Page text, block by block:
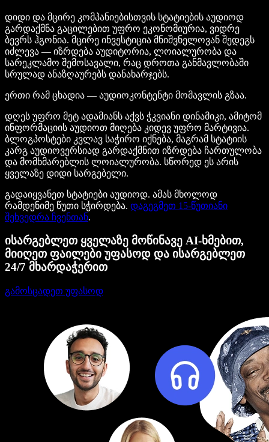
დიდი და მცირე კომპანიებისთვის სტატიების აუდიოდ
გარდაქმნა გაცილებით უფრო ეკონომიურია, ვიდრე
ბევრს ჰგონია. მცირე ინვესტიცია მნიშვნელოვან შედეგს
იძლევა — იზრდება აუდიტორია, ლოიალურობა და
სარეკლამო შემოსავალი, რაც დროთა განმავლობაში
სრულად ანაზღაურებს დანახარჯებს.
ერთი რამ ცხადია — აუდიოკონტენტი მომავლის გზაა.
დღეს უფრო მეტ ადამიანს აქვს ჭკვიანი დინამიკი, ამიტომ
ინფორმაციის აუდიოთ მიღება კიდევ უფრო მარტივია.
ბლოგპოსტები კვლავ საჭირო იქნება, მაგრამ სტატიის
კარგ აუდიოვერსიად გარდაქმნით იზრდება ჩართულობა
და მომხმარებლის ლოიალურობა. სწორედ ეს არის
ყველაზე დიდი სარგებელი.
გადაიყვანეთ სტატიები აუდიოდ. ამას მხოლოდ
რამდენიმე წუთი სჭირდება. დაგეგმეთ 15-წუთიანი
შეხვედრა ჩვენთან.
ისარგებლეთ ყველაზე მოწინავე AI-ხმებით,
მიიღეთ ფაილები უფასოდ და ისარგებლეთ
24/7 მხარდაჭერით
გამოსცადეთ უფასოდ